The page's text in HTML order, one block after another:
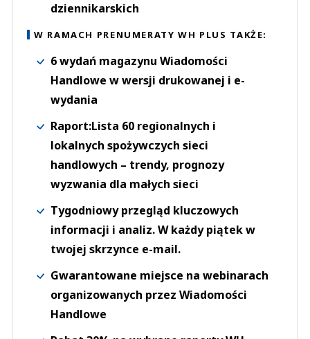
dziennikarskich
W RAMACH PRENUMERATY WH PLUS TAKŻE:
6 wydań magazynu Wiadomości
Handlowe w wersji drukowanej i e-
wydania
Raport:Lista 60 regionalnych i
lokalnych spożywczych sieci
handlowych – trendy, prognozy
wyzwania dla małych sieci
Tygodniowy przegląd kluczowych
informacji i analiz. W każdy piątek w
twojej skrzynce e-mail.
Gwarantowane miejsce na webinarach
organizowanych przez Wiadomości
Handlowe